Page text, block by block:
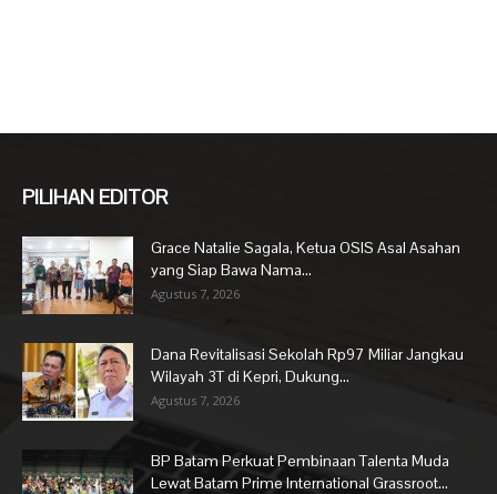
PILIHAN EDITOR
Grace Natalie Sagala, Ketua OSIS Asal Asahan
yang Siap Bawa Nama...
Agustus 7, 2026
Dana Revitalisasi Sekolah Rp97 Miliar Jangkau
Wilayah 3T di Kepri, Dukung...
Agustus 7, 2026
BP Batam Perkuat Pembinaan Talenta Muda
Lewat Batam Prime International Grassroot...